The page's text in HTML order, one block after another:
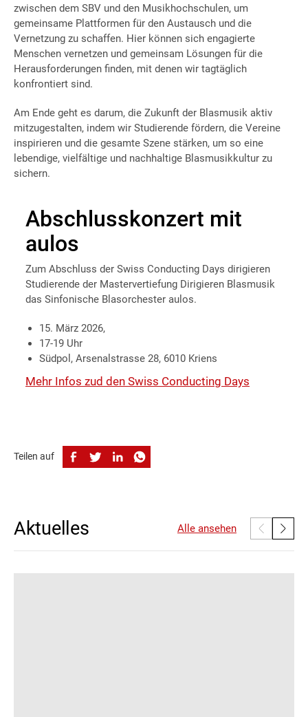
zwischen dem SBV und den Musikhochschulen, um
gemeinsame Plattformen für den Austausch und die
Vernetzung zu schaffen. Hier können sich engagierte
Menschen vernetzen und gemeinsam Lösungen für die
Herausforderungen finden, mit denen wir tagtäglich
konfrontiert sind.
Am Ende geht es darum, die Zukunft der Blasmusik aktiv
mitzugestalten, indem wir Studierende fördern, die Vereine
inspirieren und die gesamte Szene stärken, um so eine
lebendige, vielfältige und nachhaltige Blasmusikkultur zu
sichern.
Abschlusskonzert mit
aulos
Zum Abschluss der Swiss Conducting Days dirigieren
Studierende der Mastervertiefung Dirigieren Blasmusik
das Sinfonische Blasorchester aulos.
15. März 2026,
17-19 Uhr
Südpol, Arsenalstrasse 28, 6010 Kriens
Mehr Infos zud den Swiss Conducting Days
Teilen auf
Aktuelles Alle ansehen